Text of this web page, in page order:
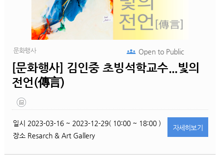
문화행사
[문화행사] 김인중 초빙석학교수...빛의
전언(傳言)
Open toPublic
일시 2023-03-16 ~ 2023-12-29( 10:00 ~ 18:00 )
장소 Resarch & Art Gallery
자세히보기